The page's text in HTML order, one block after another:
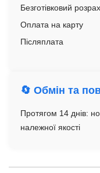
Безготівковий
Оплата на карту
Післяплата
🔄 Обмін та
Протягом 14 днів:
належної якості